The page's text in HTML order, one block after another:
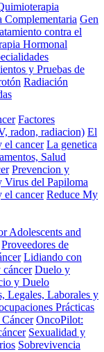
Complementaria Gen
contra el
Hormonal
y Pruebas de
Radiación
Factores
radon, radiacion) El
el cancer La genetica
Salud
Prevencion y
Virus del Papiloma
el cancer Reduce My
Adolescents and
Proveedores de
Lidiando con
Duelo y
y Duelo
Legales, Laborales y
Prácticas
OncoPilot:
Sexualidad y
Sobrevivencia